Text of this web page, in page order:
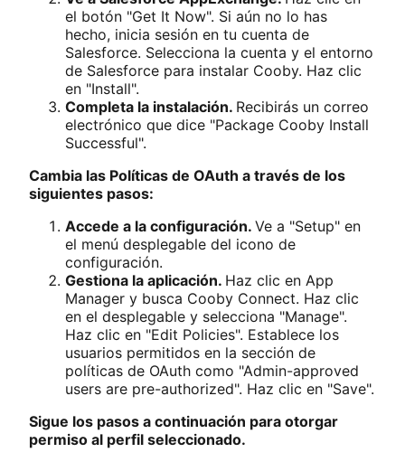
el botón "Get It Now". Si aún no lo has
hecho, inicia sesión en tu cuenta de
Salesforce. Selecciona la cuenta y el entorno
de Salesforce para instalar Cooby. Haz clic
en "Install".
Completa la instalación. Recibirás un correo
electrónico que dice "Package Cooby Install
Successful".
Cambia las Políticas de OAuth a través de los
siguientes pasos:
Accede a la configuración. Ve a "Setup" en
el menú desplegable del icono de
configuración.
Gestiona la aplicación. Haz clic en App
Manager y busca Cooby Connect. Haz clic
en el desplegable y selecciona "Manage".
Haz clic en "Edit Policies". Establece los
usuarios permitidos en la sección de
políticas de OAuth como "Admin-approved
users are pre-authorized". Haz clic en "Save".
Sigue los pasos a continuación para otorgar
permiso al perfil seleccionado.